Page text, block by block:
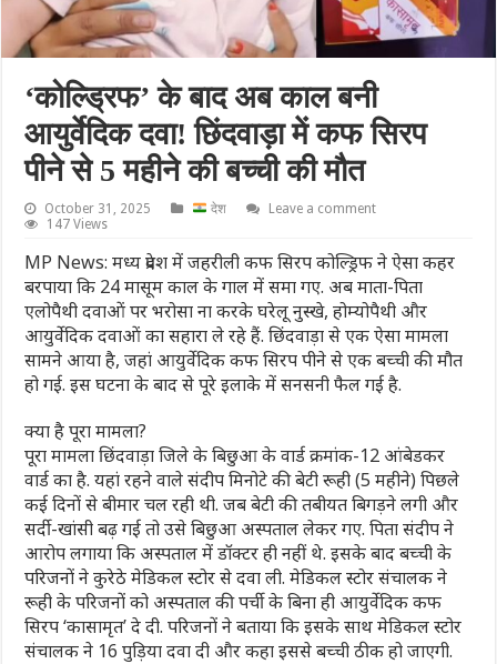
‘कोल्ड्रिफ’ के बाद अब काल बनी
आयुर्वेदिक दवा! छिंदवाड़ा में कफ सिरप
पीने से 5 महीने की बच्ची की मौत
October 31, 2025 देश
Leave a comment
147 Views
MP News: मध्य प्रदेश में जहरीली कफ सिरप कोल्ड्रिफ ने ऐसा कहर
बरपाया कि 24 मासूम काल के गाल में समा गए. अब माता-पिता
एलोपैथी दवाओं पर भरोसा ना करके घरेलू नुस्खे, होम्योपैथी और
आयुर्वेदिक दवाओं का सहारा ले रहे हैं. छिंदवाड़ा से एक ऐसा मामला
सामने आया है, जहां आयुर्वेदिक कफ सिरप पीने से एक बच्ची की मौत
हो गई. इस घटना के बाद से पूरे इलाके में सनसनी फैल गई है.
क्या है पूरा मामला?
पूरा मामला छिंदवाड़ा जिले के बिछुआ के वार्ड क्रमांक-12 आंबेडकर
वार्ड का है. यहां रहने वाले संदीप मिनोटे की बेटी रूही (5 महीने) पिछले
कई दिनों से बीमार चल रही थी. जब बेटी की तबीयत बिगड़ने लगी और
सर्दी-खांसी बढ़ गई तो उसे बिछुआ अस्पताल लेकर गए. पिता संदीप ने
आरोप लगाया कि अस्पताल में डॉक्टर ही नहीं थे. इसके बाद बच्ची के
परिजनों ने कुरेठे मेडिकल स्टोर से दवा ली. मेडिकल स्टोर संचालक ने
रूही के परिजनों को अस्पताल की पर्ची के बिना ही आयुर्वेदिक कफ
सिरप ‘कासामृत’ दे दी. परिजनों ने बताया कि इसके साथ मेडिकल स्टोर
संचालक ने 16 पुड़िया दवा दी और कहा इससे बच्ची ठीक हो जाएगी.